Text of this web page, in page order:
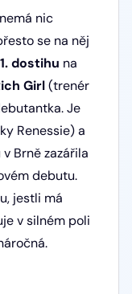
nic
se na něj
1. dostihu na
Girl(trenér
Je
Renessie) a
Brně zazářila
debutu.
jestli má
v silném poli